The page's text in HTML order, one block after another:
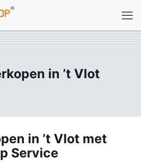
in ’t Vlot
in ’t Vlot met
Service